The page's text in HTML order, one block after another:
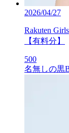
2026/04/27
Rakuten
【有料分】
500
名無しの黒